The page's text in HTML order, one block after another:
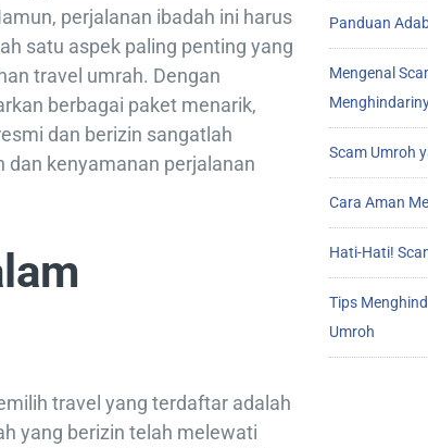
perjalanan ibadah ini harus
satu aspek paling penting yang
travel umrah. Dengan
berbagai paket menarik,
dan berizin sangatlah
kenyamanan perjalanan
travel yang terdaftar adalah
yang berizin telah melewati
Panduan
Mengenal
Scam Umroh
Cara Aman
Hati-Hati!
Tips
Umroh